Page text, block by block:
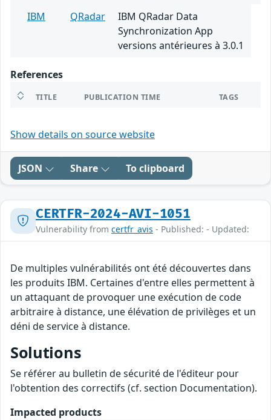
IBM QRadar
IBM QRadar Data
Synchronization App
versions antérieures à 3.0.1
References
TITLE PUBLICATION TIME TAGS
Show details on source website
JSON Share To clipboard
CERTFR-2024-AVI-1051
Vulnerability from certfr_avis - Published: - Updated:
De multiples vulnérabilités ont été découvertes dans
les produits IBM. Certaines d'entre elles permettent à
un attaquant de provoquer une exécution de code
arbitraire à distance, une élévation de privilèges et un
déni de service à distance.
Solutions
Se référer au bulletin de sécurité de l'éditeur pour
l'obtention des correctifs (cf. section Documentation).
Impacted products